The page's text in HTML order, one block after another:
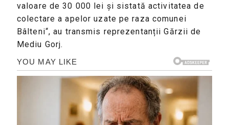
valoare de 30 000 lei și sistată activitatea de
colectare a apelor uzate pe raza comunei
Bâlteni“, au transmis reprezentanții Gărzii de
Mediu Gorj.